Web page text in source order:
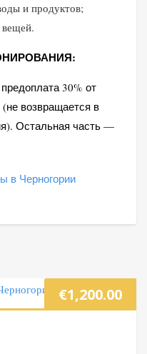
и продуктов;
вещей.
30% от
возвращается в
Остальная часть —
€1,200.00